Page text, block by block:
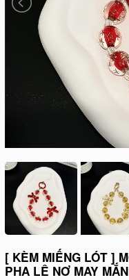
[ KÈM MIẾNG LÓT ]
PHA LÊ NƠ MAY